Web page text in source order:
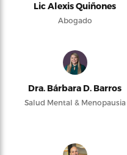
Lic Alexis Quiñones
Abogado
Dra. Bárbara D. Barros
Salud Mental & Menopausia